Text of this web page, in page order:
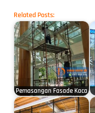
Related Posts:
Pemasangan Fasade Kaca